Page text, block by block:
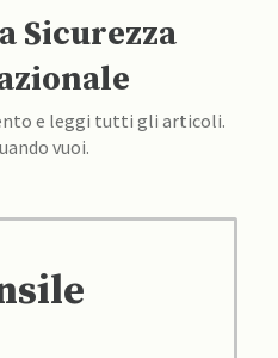
Sicurezza
e leggi tutti gli articoli.
vuoi.